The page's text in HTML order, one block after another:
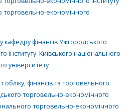
торговельно-економічного
фінансів Ужгородського
інституту Київського національного
університету
фінансів та торговельного
торговельно-економічного
торговельно-економічного